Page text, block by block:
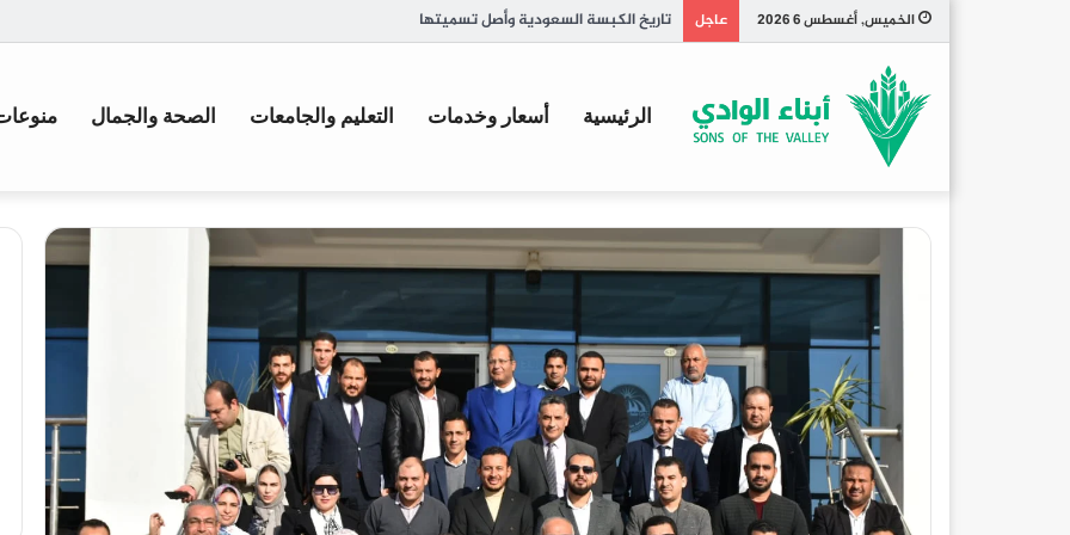
الخميس, أغسطس 6 2026 عاجل كم مرة يتبرز الجرو يوميًا؟ وما العلامات التي تدل على وجود مشكلة؟
الرئيسية أسعار وخدمات التعليم والجامعات الصحة والجمال